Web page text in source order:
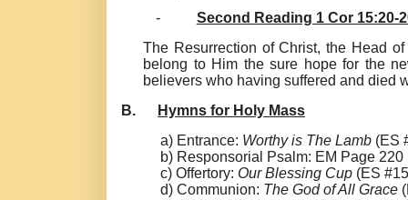
- Second Reading 1 Cor 15:20-
The Resurrection of Christ, the Head
belong to Him the sure hope for the
believers who having suffered and died
B.
Hymns for Holy Mass
a) Entrance: Worthy is The Lamb (ES
b) Responsorial Psalm: EM Page 220
c) Offertory: Our Blessing Cup(ES #1
d) Communion: The God of All Grace